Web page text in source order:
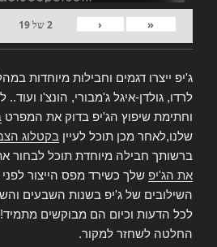
«
‹
2של19
ג'יפ ייצרו דגמים וחבילות מיוחדות
לרדו, גולדן-איגל ג'מבורי, הונצ'ו
וחתימת שיפוץ הג'יפ בדוק את המפרט
שלנו,לאחר מכן תוכל לעיין בקטלוג
ברשותך חבילה מיוחדת תוכל לבחור
את הג'יפ שלך כשירד מפס הייצור
השילובים של ג'יפ בשנות השבעים
לכל הדעות וכיום הם מבוקשים
החלטה לשחזר למקור.